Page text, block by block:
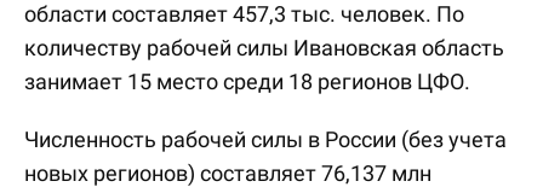
области составляет 457,3 тыс. человек. По
количеству рабочей силы Ивановская область
занимает 15 место среди 18 регионов ЦФО.
Численность рабочей силы в России (без учета
новых регионов) составляет 76,137 млн